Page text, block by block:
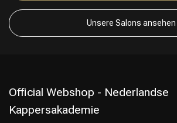
Unsere Salons ansehen
Official Webshop - Nederlandse
Kappersakademie